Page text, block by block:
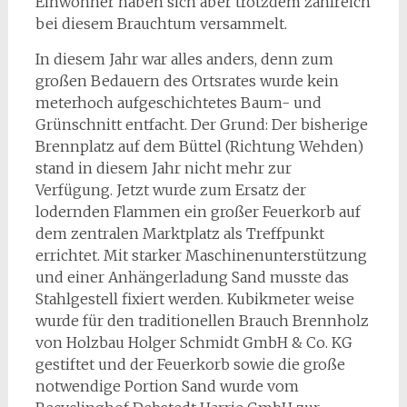
bei diesem Brauchtum versammelt.
In diesem Jahr war alles anders, denn zum
großen Bedauern des Ortsrates wurde kein
meterhoch aufgeschichtetes Baum- und
Grünschnitt entfacht. Der Grund: Der bisherige
Brennplatz auf dem Büttel (Richtung Wehden)
stand in diesem Jahr nicht mehr zur
Verfügung. Jetzt wurde zum Ersatz der
lodernden Flammen ein großer Feuerkorb auf
dem zentralen Marktplatz als Treffpunkt
errichtet. Mit starker Maschinenunterstützung
und einer Anhängerladung Sand musste das
Stahlgestell fixiert werden. Kubikmeter weise
wurde für den traditionellen Brauch Brennholz
von Holzbau Holger Schmidt GmbH & Co. KG
gestiftet und der Feuerkorb sowie die große
notwendige Portion Sand wurde vom